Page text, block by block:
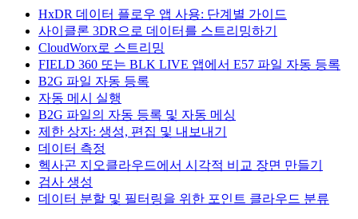
HxDR 데이터 플로우 앱 사용: 단계별 가이드
사이클론 3DR으로 데이터를 스트리밍하기
CloudWorx로 스트리밍
FIELD 360 또는 BLK LIVE 앱에서 E57 파일 자동 등록
B2G 파일 자동 등록
자동 메시 실행
B2G 파일의 자동 등록 및 자동 메싱
제한 상자: 생성, 편집 및 내보내기
데이터 측정
헥사곤 지오클라우드에서 시각적 비교 장면 만들기
검사 생성
데이터 분할 및 필터링을 위한 포인트 클라우드 분류